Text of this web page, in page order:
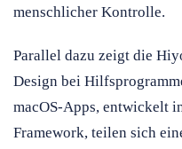
menschlicher Kontrolle.
Parallel dazu zeigt die
Design bei
macOS-Apps, entwickelt
Framework, teilen sich